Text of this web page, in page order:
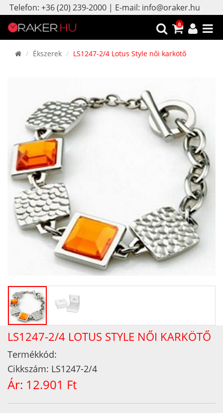
Telefon: +36 (20) 239-2000 | E-mail: info@oraker.hu
0
Ékszerek LS1247-2/4 Lotus Style női karkötő
LS1247-2/4 LOTUS STYLE NŐI KARKÖTŐ
Termékkód:
Cikkszám: LS1247-2/4
Ár: 12.901 Ft